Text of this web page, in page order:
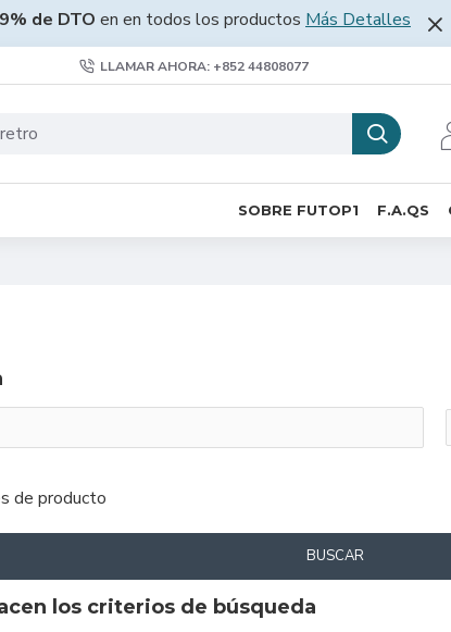
de DTO en en todos los productos Más Detalles
LLAMAR AHORA: +852 44808077
SOBRE FUTOP1 F.A.QS
de producto
BUSCAR
los criterios de búsqueda